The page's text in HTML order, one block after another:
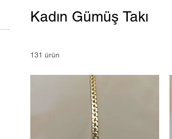
Kadın Gümüş Takı
131 ürün